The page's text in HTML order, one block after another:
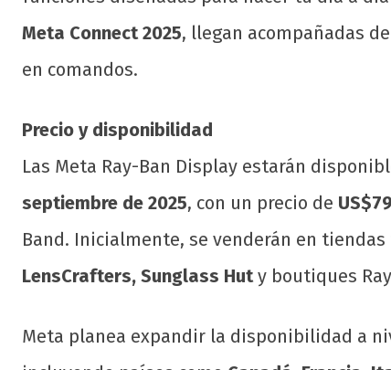
Meta Connect 2025, llegan acompañadas
en comandos.
Precio y disponibilidad
Las Meta Ray-Ban Display estarán
septiembre de 2025, con un precio de
Band. Inicialmente, se venderán en
LensCrafters, Sunglass Huty boutiques
Meta planea expandir la disponibilidad a